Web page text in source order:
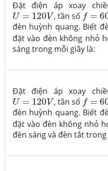
Đặt điện áp xoay
U = 120V
U=120V , tần số f =
f= 60H
đèn huỳnh quang. Biết
đặt vào đèn không nhỏ
sáng trong mỗi giây là:
Đặt điện áp xoay
U = 120V
U=120V , tần số f =
f= 60H
đèn huỳnh quang. Biết
đặt vào đèn không nhỏ
đèn sáng và đèn tắt trong